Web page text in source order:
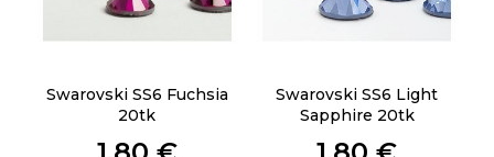
Swarovski SS6 Fuchsia
20tk
Swarovski SS6 Light
Sapphire 20tk